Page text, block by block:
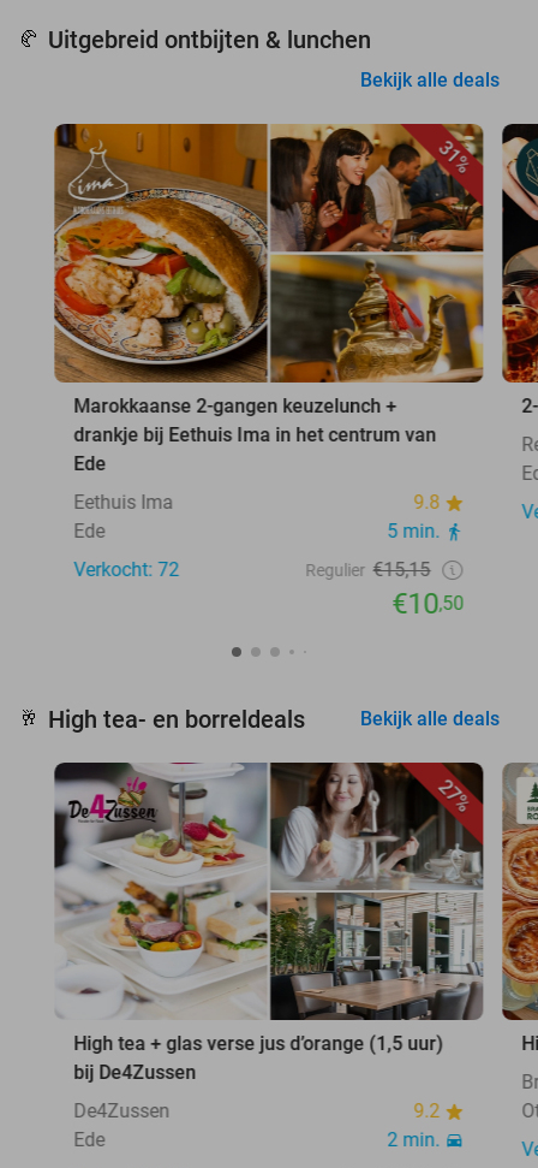
🥐 Uitgebreid ontbijten & lunchen
Bekijk alle deals
31%
Marokkaanse 2-gangen keuzelunch +
drankje bij Eethuis Ima in het centrum van
Ede
Eethuis Ima
9.8
Ede
5 min.
Verkocht: 72
Regulier €15,15
€10,50
🥂 High tea- en borreldeals Bekijk alle deals
27%
High tea + glas verse jus d’orange (1,5 uur)
bij De4Zussen
De4Zussen
9.2
Ede
2 min.